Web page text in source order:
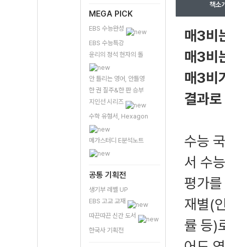
MEGA PICK
EBS 수능완성
EBS 수능특강
윤리의 정석 현자의 돌
안 틀리는 영어, 안틀영
한 권 질주&한 판 승부
지인선 시리즈
수학 유형서, Hexagon
메가스터디 E분석노트
공통 기획전
생기부 레벨 UP
EBS 고교 교재
따끈따끈 신간 도서
한국사 기획전
책소
매3비
매3비
매3비
결과
수능
서 수
평가
재별(
률 등)